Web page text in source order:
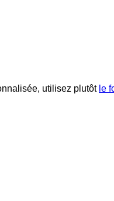
utilisez plutôt le